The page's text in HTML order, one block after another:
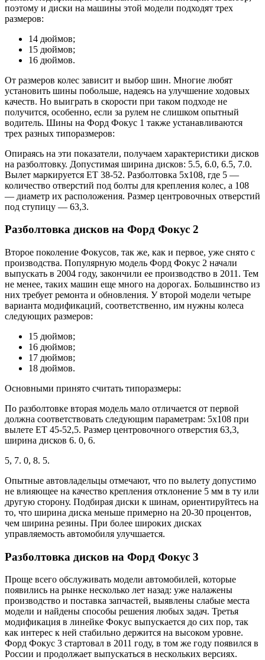
поэтому и диски на машины этой модели подходят трех
размеров:
14 дюймов;
15 дюймов;
16 дюймов.
От размеров колес зависит и выбор шин. Многие любят
установить шины побольше, надеясь на улучшение ходовых
качеств. Но выиграть в скорости при таком подходе не
получится, особенно, если за рулем не слишком опытный
водитель. Шины на Форд Фокус 1 также устанавливаются
трех разных типоразмеров:
Опираясь на эти показатели, получаем характеристики дисков
на разболтовку. Допустимая ширина дисков: 5.5, 6.0, 6.5, 7.0.
Вылет маркируется ЕТ 38-52. Разболтовка 5х108, где 5 —
количество отверстий под болты для крепления колес, а 108
— диаметр их расположения. Размер центровочных отверстий
под ступицу — 63,3.
Разболтовка дисков на Форд Фокус 2
Второе поколение Фокусов, так же, как и первое, уже снято с
производства. Популярную модель Форд Фокус 2 начали
выпускать в 2004 году, закончили ее производство в 2011. Тем
не менее, таких машин еще много на дорогах. Большинство из
них требует ремонта и обновления. У второй модели четыре
варианта модификаций, соответственно, им нужны колеса
следующих размеров:
15 дюймов;
16 дюймов;
17 дюймов;
18 дюймов.
Основными принято считать типоразмеры:
По разболтовке вторая модель мало отличается от первой
должна соответствовать следующим параметрам: 5х108 при
вылете ЕТ 45-52,5. Размер центровочного отверстия 63,3,
ширина дисков 6. 0, 6.
5, 7. 0, 8. 5.
Опытные автовладельцы отмечают, что по вылету допустимо
не влияющее на качество крепления отклонение 5 мм в ту или
другую сторону. Подбирая диски к шинам, ориентируйтесь на
то, что ширина диска меньше примерно на 20-30 процентов,
чем ширина резины. При более широких дисках
управляемость автомобиля улучшается.
Разболтовка дисков на Форд Фокус 3
Проще всего обслуживать модели автомобилей, которые
появились на рынке несколько лет назад: уже налажены
производство и поставка запчастей, выявлены слабые места
модели и найдены способы решения любых задач. Третья
модификация в линейке Фокус выпускается до сих пор, так
как интерес к ней стабильно держится на высоком уровне.
Форд Фокус 3 стартовал в 2011 году, в том же году появился в
России и продолжает выпускаться в нескольких версиях.